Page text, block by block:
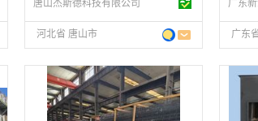
唐山杰斯德科技有限公司
河北省 唐山市 广东
面议